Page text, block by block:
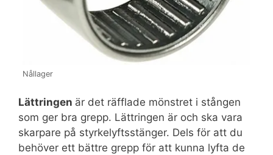
Nållager
Lättringen är det räfflade mönstret i stången
som ger bra grepp. Lättringen är och ska vara
skarpare på styrkelyftsstänger. Dels för att du
behöver ett bättre grepp för att kunna lyfta de